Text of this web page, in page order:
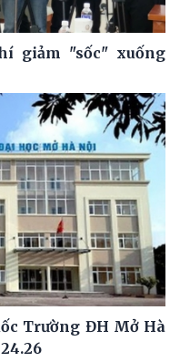
giảm "sốc" xuống
Trường ĐH Mở Hà